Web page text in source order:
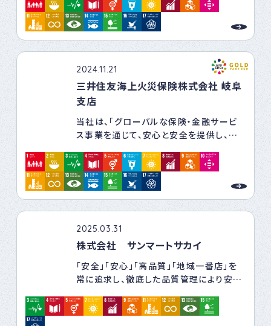
2024.11.21
三井住友海上火災保険株式会社 岐阜
支店
当社は、「グローバルな保険・金融サービ
ス事業を通じて、安心と安全を提供し、活
を支えます」というミッションを掲げていま
す。
ミッションの実現を阻む社会課題に向き合
い、そこから生じる多様なリスクをいち早く
見つけ、リスクの発現を防ぎ、リスクの影響
を小さくする。
そして、リスクが現実となったときの経済的
負担を小さくするための商品・サービスを
通じて、お客さまが安心して生活や事業活
動を行うことのできる環境づくりをサポー
トする。これが私たちの価値創造ストーリ
ーです。
2025.03.31
株式会社 サンマートサカイ
「安全」「安心」「高品質」「地域一番店」を
常に追求し、徹底した品質管理により安
お客様との対話を大切にし、地域の皆様の
生活に貢献して参ります。